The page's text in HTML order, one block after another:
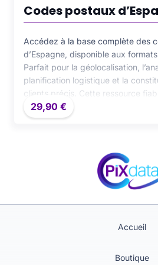
Codes postaux
Accédez à la base complète des
d’Espagne, disponible aux
Parfait pour la géolocalisation,
planification logistique et la
clients précis. Cette ressource
un accès exhaustif à l’ensemble
espagnols, facilitant une
29,90 €
Accueil
Boutique